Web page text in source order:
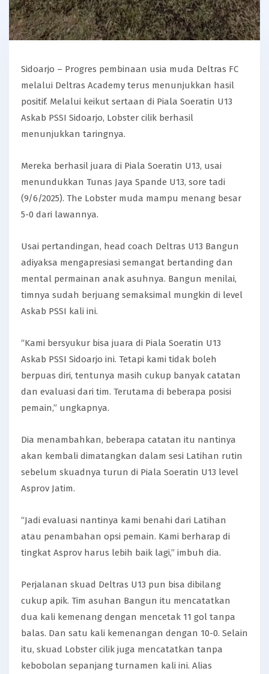
Sidoarjo – Progres pembinaan usia muda Deltras FC
melalui Deltras Academy terus menunjukkan hasil
positif. Melalui keikut sertaan di Piala Soeratin U13
Askab PSSI Sidoarjo, Lobster cilik berhasil
menunjukkan taringnya.
Mereka berhasil juara di Piala Soeratin U13, usai
menundukkan Tunas Jaya Spande U13, sore tadi
(9/6/2025). The Lobster muda mampu menang besar
5-0 dari lawannya.
Usai pertandingan, head coach Deltras U13 Bangun
adiyaksa mengapresiasi semangat bertanding dan
mental permainan anak asuhnya. Bangun menilai,
timnya sudah berjuang semaksimal mungkin di level
Askab PSSI kali ini.
“Kami bersyukur bisa juara di Piala Soeratin U13
Askab PSSI Sidoarjo ini. Tetapi kami tidak boleh
berpuas diri, tentunya masih cukup banyak catatan
dan evaluasi dari tim. Terutama di beberapa posisi
pemain,” ungkapnya.
Dia menambahkan, beberapa catatan itu nantinya
akan kembali dimatangkan dalam sesi Latihan rutin
sebelum skuadnya turun di Piala Soeratin U13 level
Asprov Jatim.
“Jadi evaluasi nantinya kami benahi dari Latihan
atau penambahan opsi pemain. Kami berharap di
tingkat Asprov harus lebih baik lagi,” imbuh dia.
Perjalanan skuad Deltras U13 pun bisa dibilang
cukup apik. Tim asuhan Bangun itu mencatatkan
dua kali kemenang dengan mencetak 11 gol tanpa
balas. Dan satu kali kemenangan dengan 10-0. Selain
itu, skuad Lobster cilik juga mencatatkan tanpa
kebobolan sepanjang turnamen kali ini. Alias